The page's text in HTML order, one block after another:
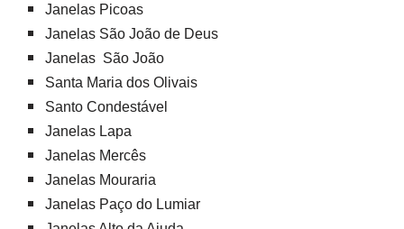
Janelas Picoas
Janelas São João de Deus
Janelas São João
Santa Maria dos Olivais
Santo Condestável
Janelas Lapa
Janelas Mercês
Janelas Mouraria
Janelas Paço do Lumiar